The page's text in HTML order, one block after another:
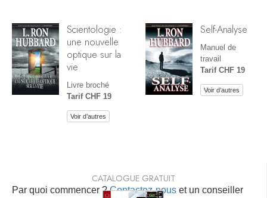
Scientologie :
une nouvelle
optique sur la
vie
Livre broché
Tarif CHF 19
Voir d’autres
Self-Analyse
Manuel de
travail
Tarif CHF 19
Voir d’autres
Par quoi commencer ?Contactez-nous et un conseiller
CATALOGUE GRATUIT